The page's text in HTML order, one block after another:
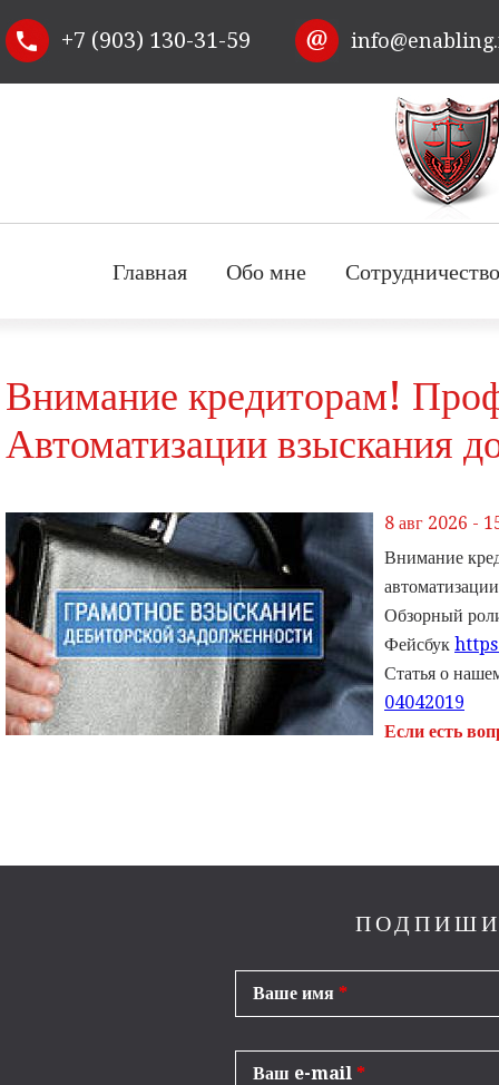
основному
+7 (903) 130-31-59
Главная Обо мне Сотрудничество
Внимание кредиторам!
Автоматизации взыскания
8 авг 2026 -
Внимание
Обзорный
Фейсбук
Статья о
04042019
Если есть
Ваше имя *
Ваш e-mail *